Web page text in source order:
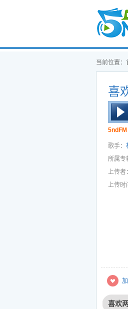
首页
当前位置：
喜
5ndFM
歌手：
所属专
上传者：
上传时
喜欢